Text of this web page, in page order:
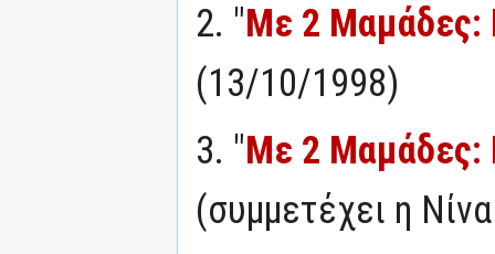
2. "Με 2 Μαμάδες:
(13/10/1998)
3. "Με 2 Μαμάδες:
(συμμετέχει η